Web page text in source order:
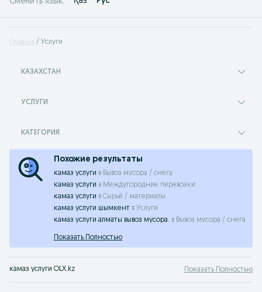
Главная Услуги
КАЗАХСТАН
УСЛУГИ
КАТЕГОРИЯ
Похожие результаты
камаз услуги в Вывоз мусора / снега
камаз услуги в Междугородние перевозки
камаз услуги в Сырьё / материалы
камаз услуги шымкент в Услуги
камаз услуги алматы вывоз мусора. в Вывоз мусора / снега
Показать Полностью
камаз услуги OLX.kz Показать Полностью